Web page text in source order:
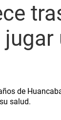
de
salud.